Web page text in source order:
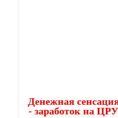
Денежная
- заработок на